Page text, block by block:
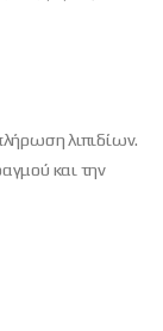
λιπιδίων.
και την